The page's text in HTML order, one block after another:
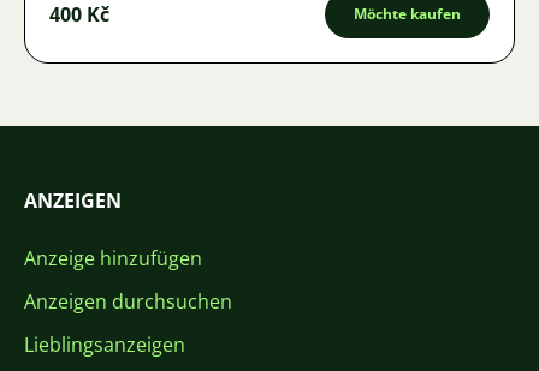
400 Kč Möchte kaufen
ANZEIGEN
Anzeige hinzufügen
Anzeigen durchsuchen
Lieblingsanzeigen